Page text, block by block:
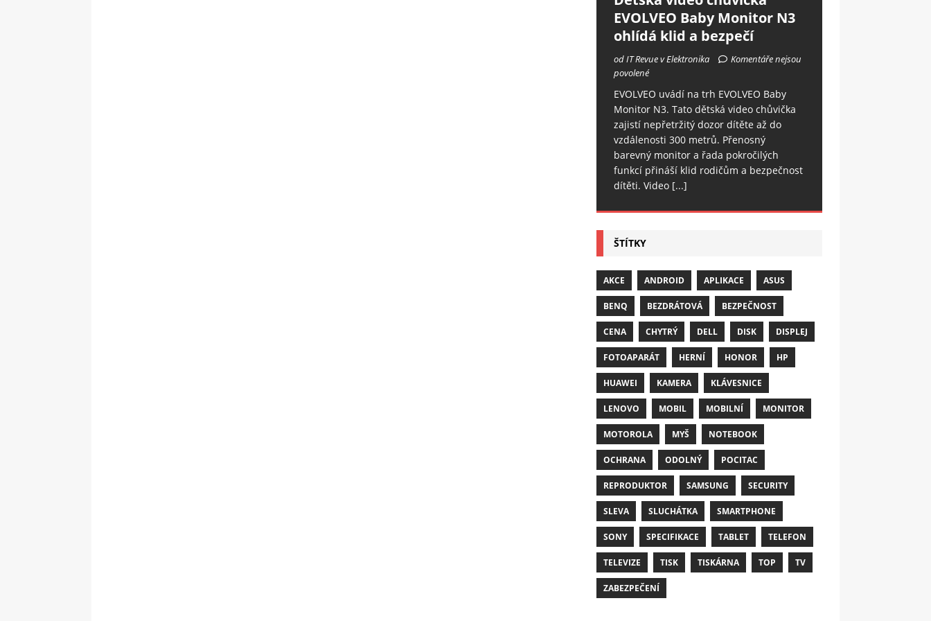
EVOLVEO Baby Monitor N3
ohlídá klid a bezpečí
od IT Revue v Elektronika
Komentáře nejsou
povolené
EVOLVEO uvádí na trh EVOLVEO Baby
Monitor N3. Tato dětská video chůvička
zajistí nepřetržitý dozor dítěte až do
vzdálenosti 300 metrů. Přenosný
barevný monitor a řada pokročilých
funkcí přináší klid rodičům a bezpečnost
dítěti. Video [...]
ŠTÍTKY
AKCE ANDROID APLIKACE ASUS
BENQ BEZDRÁTOVÁ BEZPEČNOST
CENA CHYTRÝ DELL DISK DISPLEJ
FOTOAPARÁT HERNÍ HONOR HP
HUAWEI KAMERA KLÁVESNICE
LENOVO MOBIL MOBILNÍ MONITOR
MOTOROLA MYŠ NOTEBOOK
OCHRANA ODOLNÝ POCITAC
REPRODUKTOR SAMSUNG SECURITY
SLEVA SLUCHÁTKA SMARTPHONE
SONY SPECIFIKACE TABLET TELEFON
TELEVIZE TISK TISKÁRNA TOP TV
ZABEZPEČENÍ